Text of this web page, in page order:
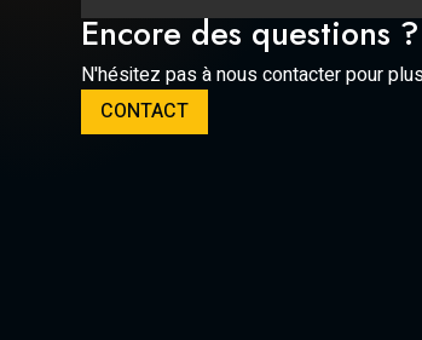
Encore des questions ?
N'hésitez pas à nous contacter pour
CONTACT